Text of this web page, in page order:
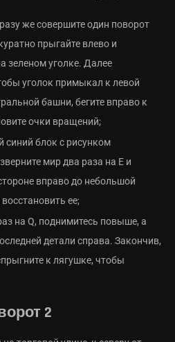
же совершите один поворот
прыгайте влево и
зеленом уголке. Далее
уголок примыкал к левой
башни, бегите вправо к
очки вращений;
синий блок с рисунком
мир два раза на E и
вправо до небольшой
ее;
на Q, поднимитесь повыше, а
детали справа. Закончив,
к лягушке, чтобы
2